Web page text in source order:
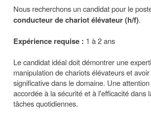
Nous recherchons un candidat pour le
conducteur de chariot élévateur (h/f).
Expérience requise : 1 à 2 ans
Le candidat idéal doit démontrer une
manipulation de chariots élévateurs et
significative dans le domaine. Une
accordée à la sécurité et à l'efficacité dans
tâches quotidiennes.